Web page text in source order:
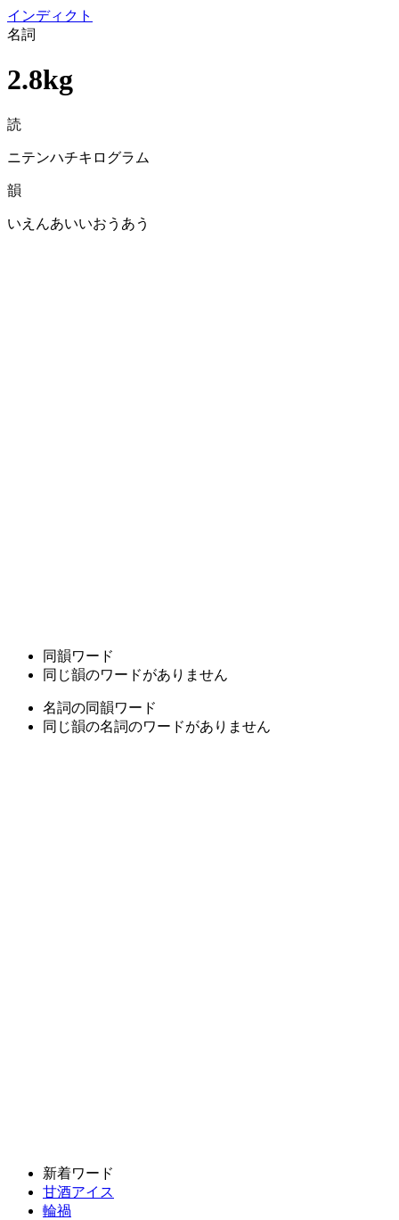
インディクト
名詞
2.8kg
読
ニテンハチキログラム
韻
いえんあいいおうあう
同韻ワード
同じ韻のワードがありません
名詞の同韻ワード
同じ韻の名詞のワードがありません
新着ワード
甘酒アイス
輪禍